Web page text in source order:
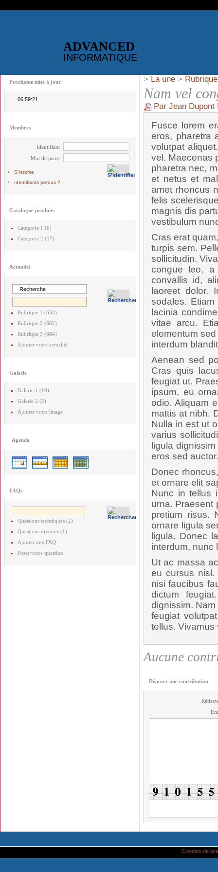
ADVANCED
INFORMATIQUE
Prochaine mise à jour
06:59:21
Membres
Identifiant
Mot de passe
S'inscrire
Identifiants perdus ?
Catalogue produits
Categorie 1 (6)
Categorie 2 (17)
Actualité
Rubrique 1 (634)
Rubrique 2 (682)
Rubrique 3 (684)
Ajouter votre actualité
Galerie
Galerie 1 (10)
Galerie 2 (2)
Ajouter votre image
Agenda
FAQs
Questions techniques (2)
Questions diverses (1)
Ajouter une FAQ
Poser votre question
> La une >
Nam vel
Par Jean Dupont
Fusce lorem
eros, pharetra
volutpat
vel. Maecenas
pharetra nec,
et netus et
amet rhoncus
felis
magnis dis
vestibulum
Cras erat
turpis sem.
sollicitudin.
congue leo, a
convallis id,
laoreet dolor.
sodales.
lacinia
vitae arcu.
elementum
interdum
Aenean sed
Cras quis
feugiat ut.
ipsum, eu
odio. Aliquam
mattis at nibh.
Nulla in est ut
varius
ligula
eros sed auctor.
Donec
et ornare elit
Nunc in tellus
urna. Praesent
pretium risus.
ornare ligula
ligula. Donec
interdum, nunc
Ut ac massa
eu cursus nisl.
nisi faucibus
dictum
dignissim.
feugiat
tellus. Vivamus
Aucune
Déposer une contribution
Création de